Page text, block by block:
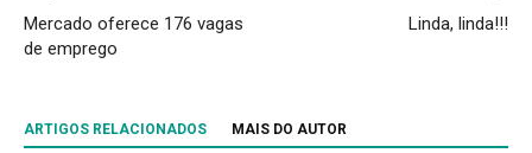
Mercado oferece 176 vagas
de emprego
Linda, linda!!!
ARTIGOS RELACIONADOS MAIS DO AUTOR